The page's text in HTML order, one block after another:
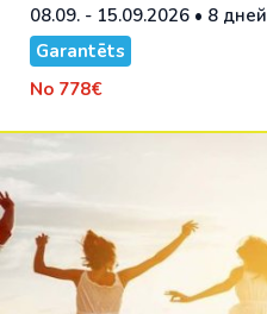
08.09. - 15.09.2026 • 8 дней
Garantēts
No 778€